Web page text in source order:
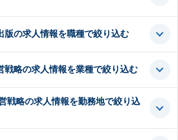
版の求人情報を職種で絞り込む
戦略の求人情報を業種で絞り込む
戦略の求人情報を勤務地で絞り込